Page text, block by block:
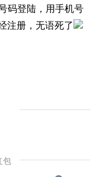
码登陆，用手机号
注册，无语死了
包